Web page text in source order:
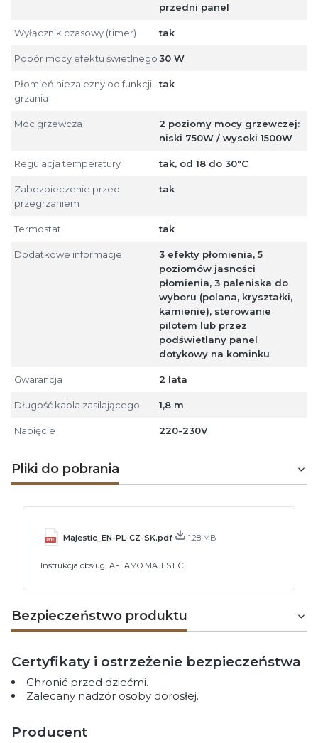
przedni panel
Wyłącznik czasowy (timer) tak
Pobór mocy efektu świetlnego30 W
Płomień niezależny od funkcji
grzania
tak
Moc grzewcza
2 poziomy mocy grzewczej:
niski 750W / wysoki 1500W
Regulacja temperatury tak, od 18 do 30°C
Zabezpieczenie przed
przegrzaniem
tak
Termostat tak
Dodatkowe informacje
3 efekty płomienia, 5
poziomów jasności
płomienia, 3 paleniska do
wyboru (polana, kryształki,
kamienie), sterowanie
pilotem lub przez
podświetlany panel
dotykowy na kominku
Gwarancja 2 lata
Długość kabla zasilającego 1,8 m
Napięcie 220-230V
Pliki do pobrania
Majestic_EN-PL-CZ-SK.pdf 1.28 MB
Instrukcja obsługi AFLAMO MAJESTIC
Bezpieczeństwo produktu
Certyfikaty i ostrzeżenie bezpieczeństwa
Chronić przed dziećmi.
Zalecany nadzór osoby dorosłej.
Producent